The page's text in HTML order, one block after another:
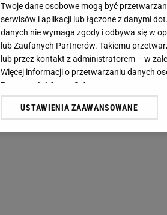
Twoje dane osobowe mogą być
serwisów i aplikacji lub łączone z danymi
danych nie wymaga zgody i odbywa się w
lub Zaufanych Partnerów. Takiemu
lub przez kontakt z administratorem – w
Więcej informacji o przetwarzaniu danych
Prywatności Agora S.A.
Klikając „Akceptuję” wyrażasz też zgodę
USTAWIENIA ZAAWANSOWANE